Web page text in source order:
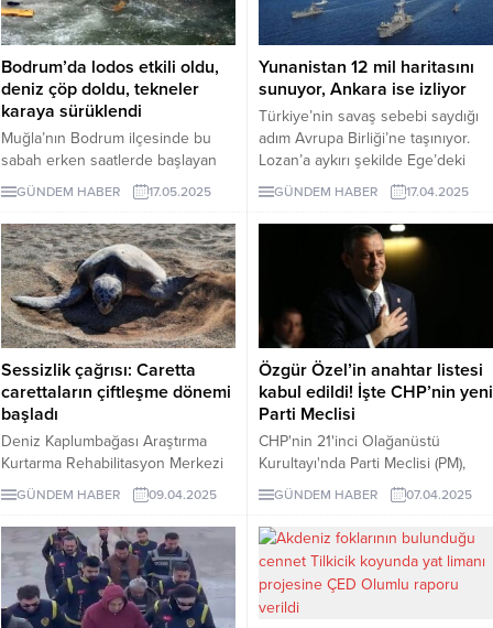
düşünemiyoruz, cennet koylar
çöplük olmuş kimse görmüyor mu
Bodrum’da lodos etkili oldu,
deniz çöp doldu, tekneler
karaya sürüklendi
Muğla’nın Bodrum ilçesinde bu
sabah erken saatlerde başlayan
şiddetli lodos ilçede hayatı felç
GÜNDEM HABER 17.05.2025
Yunanistan 12 mil haritasını
sunuyor, Ankara ise izliyor
Türkiye’nin savaş sebebi saydığı
adım Avrupa Birliği’ne taşınıyor.
Lozan’a aykırı şekilde Ege’deki
adaları silahlandırma, asker yığma,
Türkiye’ye karşı tatbikatlar,
hakkımız olan parsellerde petrol
arama, Yunan Genelkurmay
başkanının açık tehditleri... Ankara
tepki göstermeyince bir adım
öteye geçildi. Yunanistan, Ege’de
kara sularını 12 mile çıkaran
haritayı AB’ye sunmaya
hazırlanıyor. Türkiye bunu
1995’te...
GÜNDEM HABER 17.04.2025
Sessizlik çağrısı: Caretta
carettaların çiftleşme dönemi
başladı
Deniz Kaplumbağası Araştırma
Kurtarma Rehabilitasyon Merkezi
(DEKAMER) Müdürü Prof. Dr.
kaplumbağalarının çiftleşme
dönemine girdiğini belirterek
sessizlik çağrısı yaptı. Caretta
carettaların üreme başarısı için
çevresel gürültü büyük risk
GÜNDEM HABER 09.04.2025
Özgür Özel’in anahtar listesi
kabul edildi! İşte CHP’nin yeni
Parti Meclisi
CHP'nin 21'inci Olağanüstü
Kurultayı'nda Parti Meclisi (PM),
Yüksek Disiplin Kurulu (YDK) ve
Bilim Kültür Sanat Platformu
üyelikleri için kullanılan oyların
sayımı tamamlandı. Açıklanan
sonuçlara göre, CHP Genel
Başkanı Özgür Özel'in delegeye
sunduğu anahtar liste tamamen
GÜNDEM HABER 07.04.2025